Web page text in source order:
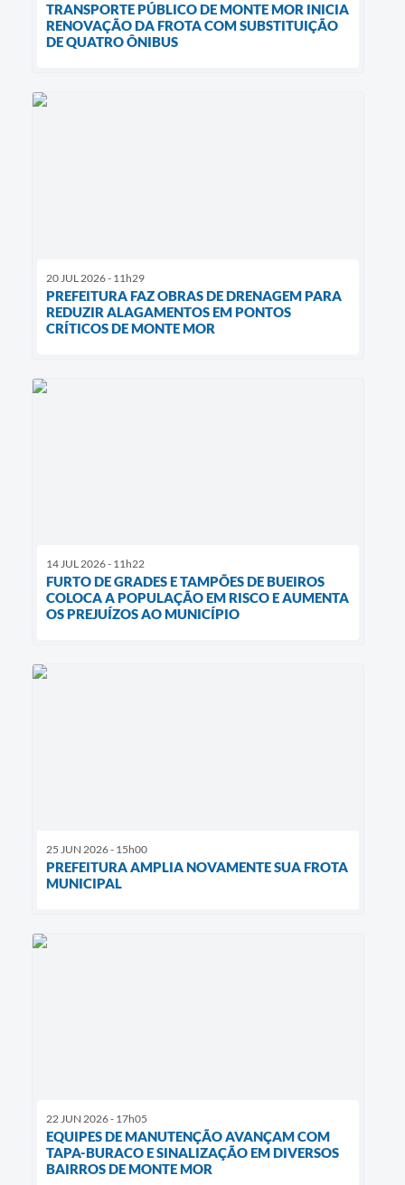
TRANSPORTE PÚBLICO DE MONTE MOR INICIA
RENOVAÇÃO DA FROTA COM SUBSTITUIÇÃO
DE QUATRO ÔNIBUS
20 JUL 2026 - 11h29
PREFEITURA FAZ OBRAS DE DRENAGEM PARA
REDUZIR ALAGAMENTOS EM PONTOS
CRÍTICOS DE MONTE MOR
14 JUL 2026 - 11h22
FURTO DE GRADES E TAMPÕES DE BUEIROS
COLOCA A POPULAÇÃO EM RISCO E AUMENTA
OS PREJUÍZOS AO MUNICÍPIO
25 JUN 2026 - 15h00
PREFEITURA AMPLIA NOVAMENTE SUA FROTA
MUNICIPAL
22 JUN 2026 - 17h05
EQUIPES DE MANUTENÇÃO AVANÇAM COM
TAPA-BURACO E SINALIZAÇÃO EM DIVERSOS
BAIRROS DE MONTE MOR